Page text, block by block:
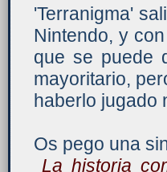
'Terranigma'
Nintendo, y
que se puede
mayoritario,
haberlo jugado
Os pego una
La historia